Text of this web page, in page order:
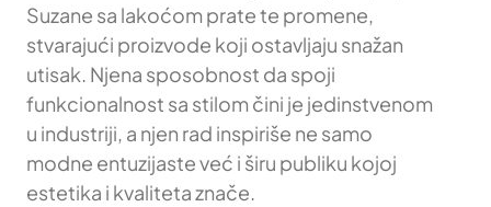
Suzane sa lakoćom prate te promene,
stvarajući proizvode koji ostavljaju snažan
utisak. Njena sposobnost da spoji
funkcionalnost sa stilom čini je jedinstvenom
u industriji, a njen rad inspiriše ne samo
modne entuzijaste već i širu publiku kojoj
estetika i kvaliteta znače.